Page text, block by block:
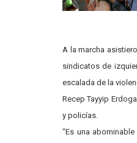
A la marcha
sindicatos de
escalada de la
Recep Tayyip
y policías.
“Es una